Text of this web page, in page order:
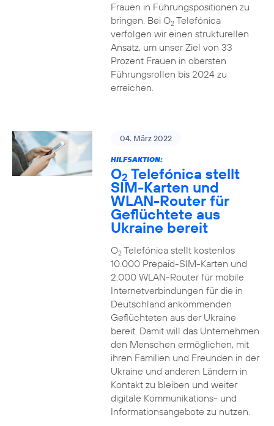
Frauen in Führungspositionen zu
bringen. Bei O2Telefónica
verfolgen wir einen strukturellen
Ansatz, um unser Ziel von 33
Prozent Frauen in obersten
Führungsrollen bis 2024 zu
erreichen.
04. März 2022
HILFSAKTION:
O2 Telefónica stellt
SIM-Karten und
WLAN-Router für
Geflüchtete aus
Ukraine bereit
O2Telefónica stellt kostenlos
10.000 Prepaid-SIM-Karten und
2.000 WLAN-Router für mobile
Internetverbindungen für die in
Deutschland ankommenden
Geflüchteten aus der Ukraine
bereit. Damit will das Unternehmen
den Menschen ermöglichen, mit
ihren Familien und Freunden in der
Ukraine und anderen Ländern in
Kontakt zu bleiben und weiter
digitale Kommunikations- und
Informationsangebote zu nutzen.